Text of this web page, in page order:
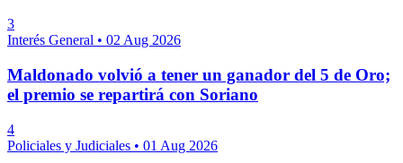
3
Interés General • 02 Aug 2026
Maldonado volvió a tener un ganador del 5 de Oro;
el premio se repartirá con Soriano
4
Policiales y Judiciales • 01 Aug 2026